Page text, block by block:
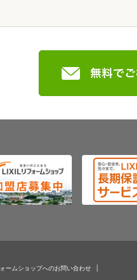
ームショップへのお問い合わせ